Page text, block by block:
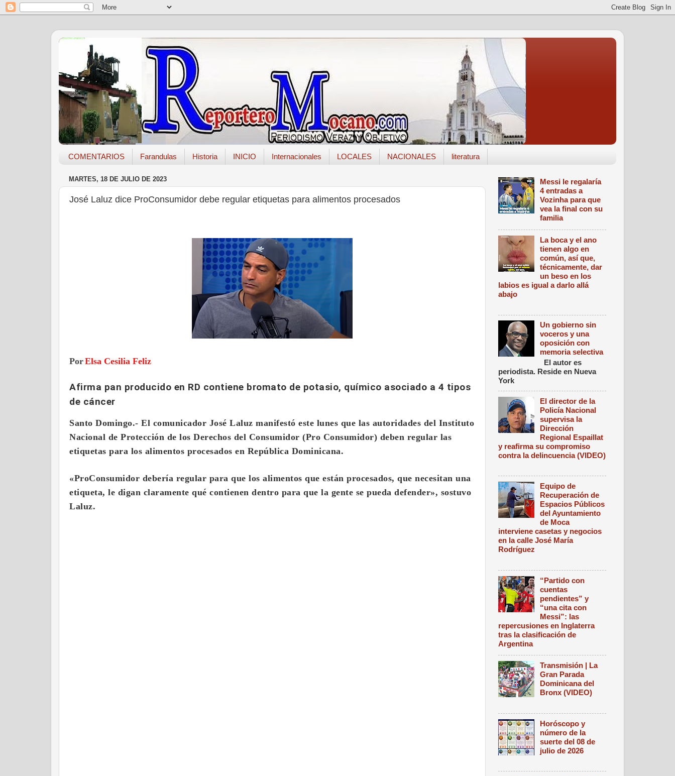
COMENTARIOS Farandulas Historia INICIO Internacionales LOCALES NACIONALES literatura
MARTES, 18 DE JULIO DE 2023
José Laluz dice ProConsumidor debe regular etiquetas para alimentos procesados
PorElsa Cesilia Feliz
Afirma pan producido en RD contiene bromato de potasio, químico asociado a 4 tipos
de cáncer
Santo Domingo.- El comunicador José Laluz manifestó este lunes que las autoridades del Instituto
Nacional de Protección de los Derechos del Consumidor (Pro Consumidor) deben regular las
etiquetas para los alimentos procesados en República Dominicana.
«ProConsumidor debería regular para que los alimentos que están procesados, que necesitan una
etiqueta, le digan claramente qué contienen dentro para que la gente se pueda defender», sostuvo
Laluz.
Messi le regalaría
4 entradas a
Vozinha para que
vea la final con su
familia
La boca y el ano
tienen algo en
común, así que,
técnicamente, dar
un beso en los
labios es igual a darlo allá
abajo
Un gobierno sin
voceros y una
oposición con
memoria selectiva
El autor es
periodista. Reside en Nueva
York
El director de la
Policía Nacional
supervisa la
Dirección
Regional Espaillat
y reafirma su compromiso
contra la delincuencia (VIDEO)
Equipo de
Recuperación de
Espacios Públicos
del Ayuntamiento
de Moca
interviene casetas y negocios
en la calle José María
Rodríguez
“Partido con
cuentas
pendientes” y
“una cita con
Messi”: las
repercusiones en Inglaterra
tras la clasificación de
Argentina
Transmisión | La
Gran Parada
Dominicana del
Bronx (VIDEO)
Horóscopo y
número de la
suerte del 08 de
julio de 2026